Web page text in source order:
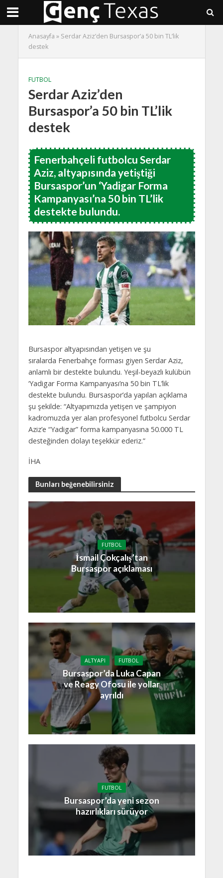
Anasayfa » Serdar Aziz’den Bursaspor’a 50 bin TL’lik
destek
FUTBOL
Serdar Aziz’den
Bursaspor’a 50 bin TL’lik
destek
Fenerbahçeli futbolcu Serdar
Aziz, altyapısında yetiştiği
Bursaspor’un ‘Yadigar Forma
Kampanyası’na 50 bin TL’lik
destekte bulundu.
Bursaspor altyapısından yetişen ve şu
sıralarda Fenerbahçe forması giyen Serdar Aziz,
anlamlı bir destekte bulundu. Yeşil-beyazlı kulübün
‘Yadigar Forma Kampanyası’na 50 bin TL’lik
destekte bulundu. Bursaspor’da yapılan açıklama
şu şekilde: “Altyapımızda yetişen ve şampiyon
kadromuzda yer alan profesyonel futbolcu Serdar
Aziz’e “Yadigar” forma kampanyasına 50.000 TL
desteğinden dolayı teşekkür ederiz.”
İHA
Bunları beğenebilirsiniz
FUTBOL
İsmail Çokçalış’tan
Bursaspor açıklaması
ALTYAPI FUTBOL
Bursaspor’da Luka Capan
ve Reagy Ofosu ile yollar
ayrıldı
FUTBOL
Bursaspor’da yeni sezon
hazırlıkları sürüyor